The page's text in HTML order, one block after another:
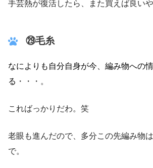
手芸熱が復活したら、また買えば良いや
㉙毛糸
なによりも自分自身が今、編み物への
る ・・・。
こればっかりだわ。笑
老眼も進んだので、多分この先編み物
で。